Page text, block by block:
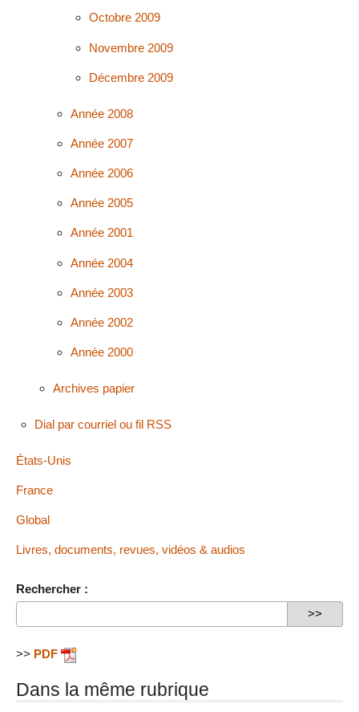
Octobre 2009
Novembre 2009
Décembre 2009
Année 2008
Année 2007
Année 2006
Année 2005
Année 2001
Année 2004
Année 2003
Année 2002
Année 2000
Archives papier
Dial par courriel ou fil RSS
États-Unis
France
Global
Livres, documents, revues, vidéos & audios
Rechercher :
>> PDF
Dans la même rubrique